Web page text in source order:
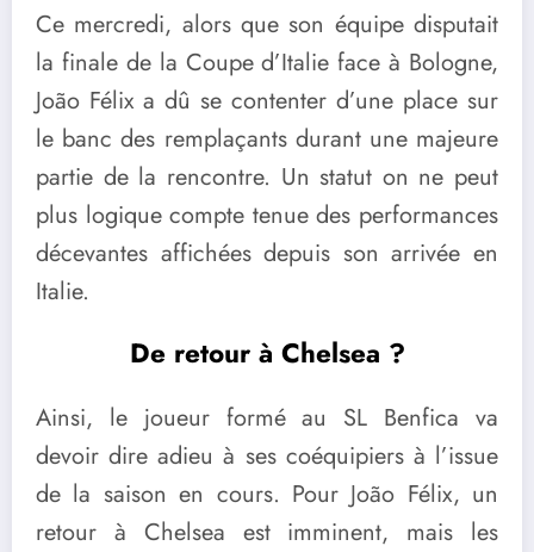
Ce mercredi, alors que son équipe disputait
la finale de la Coupe d’Italie face à Bologne,
João Félix a dû se contenter d’une place sur
le banc des remplaçants durant une majeure
partie de la rencontre. Un statut on ne peut
plus logique compte tenue des performances
décevantes affichées depuis son arrivée en
Italie.
De retour à Chelsea ?
Ainsi, le joueur formé au SL Benfica va
devoir dire adieu à ses coéquipiers à l’issue
de la saison en cours. Pour João Félix, un
retour à Chelsea est imminent, mais les